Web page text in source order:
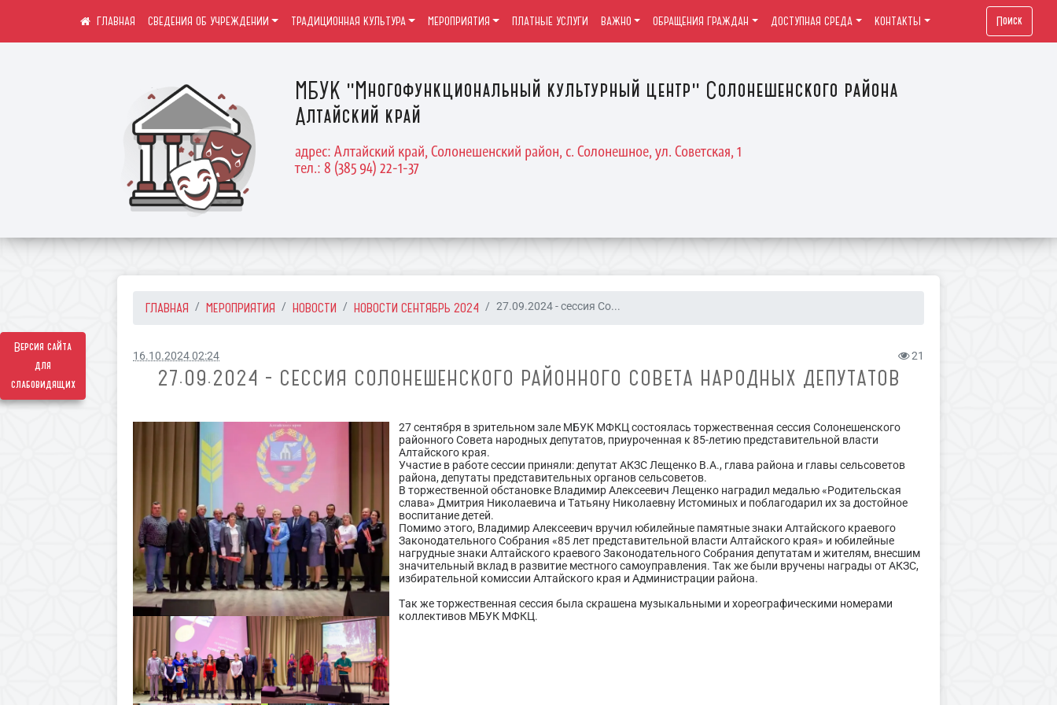
Версия сайта
для
слабовидящих
МБУК "Многофункциональный культурный центр" Солонешенского района
Алтайский край
адрес: Алтайский край, Солонешенский район, с. Солонешное, ул. Советская, 1
тел.: 8 (385 94) 22-1-37
СВЕДЕНИЯ ОБ УЧРЕЖДЕНИИ ТРАДИЦИОННАЯ КУЛЬТУРА МЕРОПРИЯТИЯ ПЛАТНЫЕ УСЛУГИ ВАЖНО ОБРАЩЕНИЯ ГРАЖДАН ДОСТУПНАЯ СРЕДА КОНТАКТЫ Поиск
ГЛАВНАЯ МЕРОПРИЯТИЯ НОВОСТИ НОВОСТИ СЕНТЯБРЬ 2024 27.09.2024 - сессия Со...
16.10.2024 02:24 21
27.09.2024 - СЕССИЯ СОЛОНЕШЕНСКОГО РАЙОННОГО СОВЕТА НАРОДНЫХ ДЕПУТАТОВ
27 сентября в зрительном зале МБУК МФКЦ состоялась торжественная сессия Солонешенского
районного Совета народных депутатов, приуроченная к 85-летию представительной власти
Алтайского края.
Участие в работе сессии приняли: депутат АКЗС Лещенко В.А., глава района и главы сельсоветов
района, депутаты представительных органов сельсоветов.
В торжественной обстановке Владимир Алексеевич Лещенко наградил медалью «Родительская
слава» Дмитрия Николаевича и Татьяну Николаевну Истоминых и поблагодарил их за достойное
воспитание детей.
Помимо этого, Владимир Алексеевич вручил юбилейные памятные знаки Алтайского краевого
Законодательного Собрания «85 лет представительной власти Алтайского края» и юбилейные
нагрудные знаки Алтайского краевого Законодательного Собрания депутатам и жителям, внесшим
значительный вклад в развитие местного самоуправления. Так же были вручены награды от АКЗС,
избирательной комиссии Алтайского края и Администрации района.
Так же торжественная сессия была скрашена музыкальными и хореографическими номерами
коллективов МБУК МФКЦ.